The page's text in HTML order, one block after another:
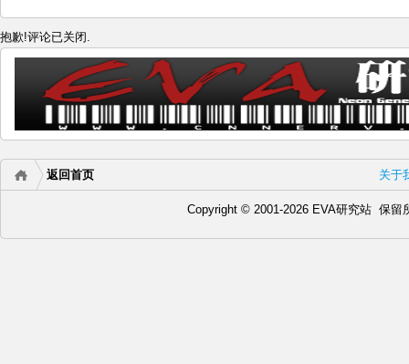
抱歉!评论已关闭.
关于
返回首页
Copyright © 2001-2026 EVA研究站 保